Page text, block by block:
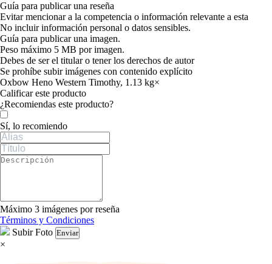
Guía para publicar una reseña
Evitar mencionar a la competencia o información relevante a esta
No incluir información personal o datos sensibles.
Guía para publicar una imagen.
Peso máximo 5 MB por imagen.
Debes de ser el titular o tener los derechos de autor
Se prohíbe subir imágenes con contenido explícito
Oxbow Heno Western Timothy, 1.13 kg×
Calificar este producto
Tu valoración
¿Recomiendas este producto?
Sí, lo recomiendo
Máximo 3 imágenes por reseña
Términos y Condiciones
Subir Foto Enviar
×